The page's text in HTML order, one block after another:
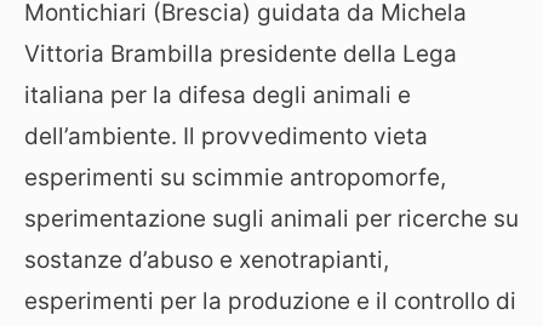
Montichiari (Brescia) guidata da Michela
Vittoria Brambilla presidente della Lega
italiana per la difesa degli animali e
dell’ambiente. Il provvedimento vieta
esperimenti su scimmie antropomorfe,
sperimentazione sugli animali per ricerche su
sostanze d’abuso e xenotrapianti,
esperimenti per la produzione e il controllo di